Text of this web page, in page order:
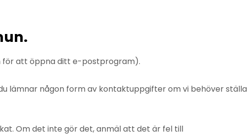
för att öppna ditt e-postprogram).
lämnar någon form av kontaktuppgifter om vi behöver ställa
Om det inte gör det, anmäl att det är fel till